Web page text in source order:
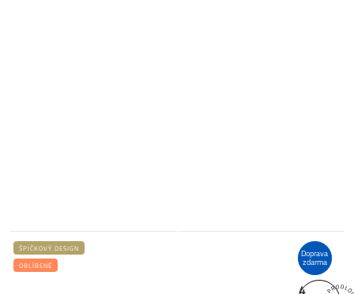
ŠPIČKOVÝ DESIGN
OBLÍBENÉ
Doprava
zdarma
4